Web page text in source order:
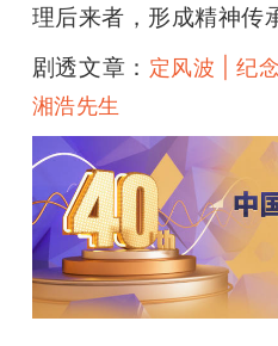
理后来者，形成精神传
剧透文章： 定风波 | 纪
湘浩先生